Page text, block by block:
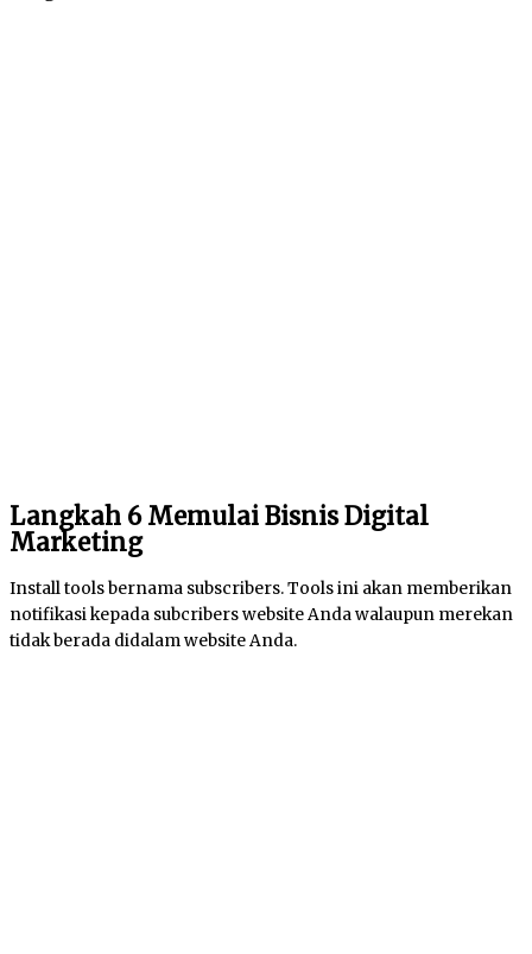
Langkah 6 Memulai Bisnis Digital
Marketing
Install tools bernama subscribers. Tools ini akan memberikan
notifikasi kepada subcribers website Anda walaupun merekan
tidak berada didalam website Anda.